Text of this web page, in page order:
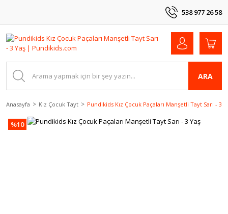
538 977 26 58
ARA
Anasayfa Kız Çocuk Tayt Pundikids Kız Çocuk Paçaları Manşetli Tayt Sarı - 3
%10